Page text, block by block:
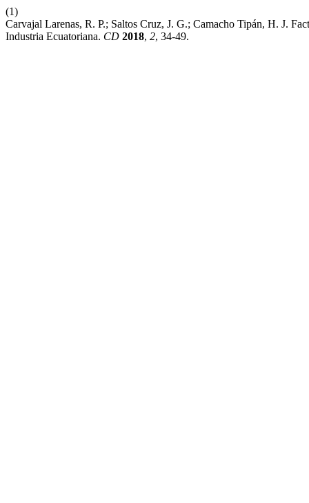
(1)
Carvajal Larenas, R. P.; Saltos Cruz, J. G.; Camacho Tipán, H. J.
Industria Ecuatoriana. CD 2018, 2, 34-49.